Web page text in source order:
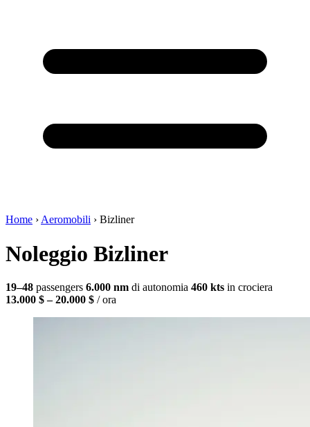
Home › Aeromobili › Bizliner
Noleggio Bizliner
19–48 passengers 6.000 nm di autonomia 460 kts in crociera
13.000 $ – 20.000 $ / ora